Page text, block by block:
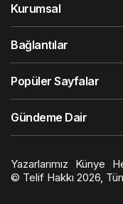
Kurumsal
Bağlantılar
Popüler Sayfalar
Gündeme Dair
Yazarlarımız Künye
© Telif Hakkı 2026,